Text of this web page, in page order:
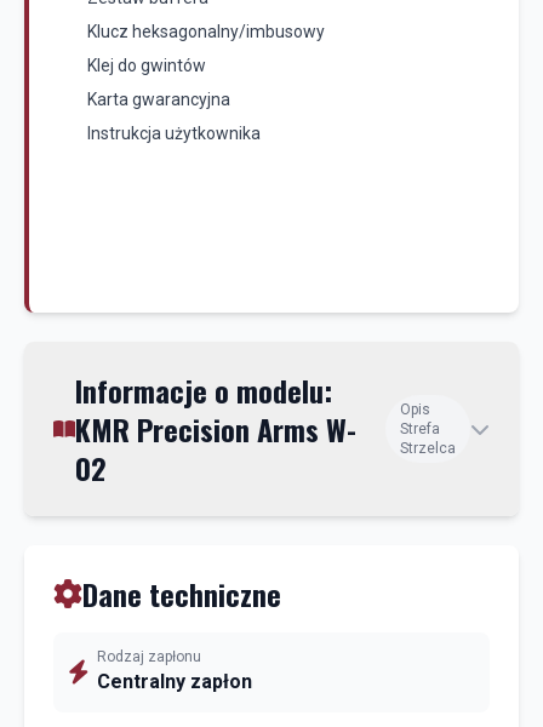
Klucz heksagonalny/imbusowy
Klej do gwintów
Karta gwarancyjna
Instrukcja użytkownika
Informacje o modelu:
KMR Precision Arms W-
02
Opis
Strefa
Strzelca
Dane techniczne
Rodzaj zapłonu
Centralny zapłon